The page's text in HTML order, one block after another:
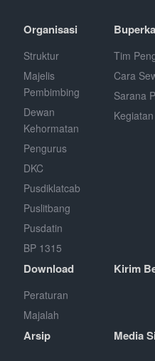
Organisasi
Struktur
Majelis
Pembimbing
Dewan
Kehormatan
Pengurus
DKC
Pusdiklatcab
Puslitbang
Pusdatin
BP 1315
Buperka
Tim
Cara
Sarana
Download
Peraturan
Majalah
Kirim
Arsip Media